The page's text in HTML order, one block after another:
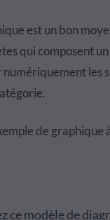
est un bon
qui composent
les
de graphique
ce modèle de